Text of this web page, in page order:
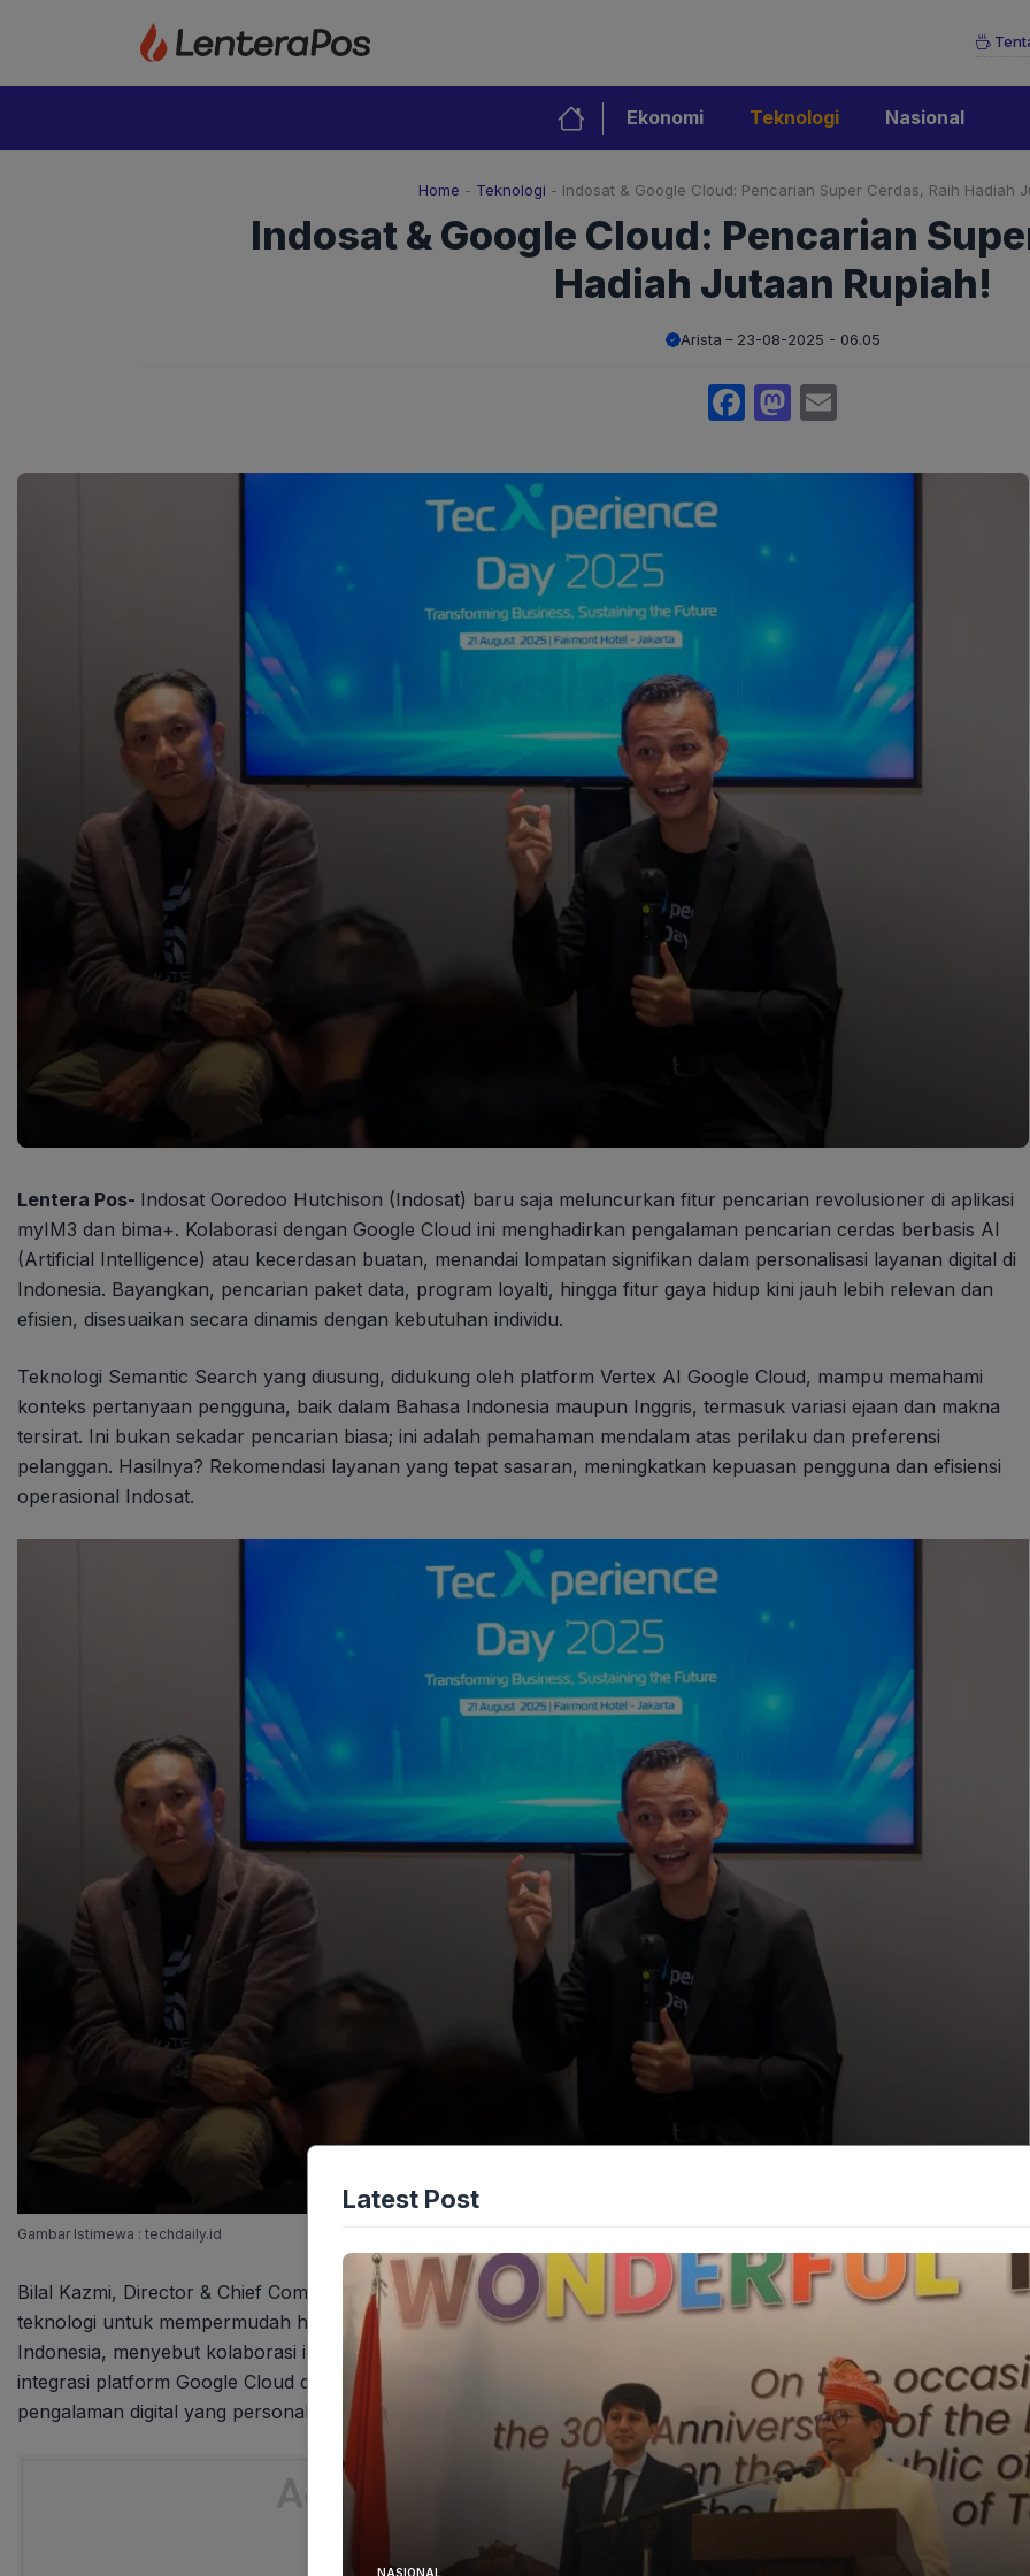
Ekonomi Teknologi Nasional
Home - Teknologi - Indosat & Google Cloud: Pencarian Super Cerdas, Raih Hadiah
Indosat & Google Cloud: Pencarian
Hadiah Jutaan Rupiah!
Arista 23-08-2025 - 06.05
Facebook
Mastodon
Lentera Pos- Indosat Ooredoo Hutchison (Indosat) baru saja meluncurkan fitur pencarian revolusioner di aplikasi
myIM3 dan bima+. Kolaborasi dengan Google Cloud ini menghadirkan pengalaman pencarian cerdas berbasis AI
(Artificial Intelligence) atau kecerdasan buatan, menandai lompatan signifikan dalam personalisasi layanan digital di
Indonesia. Bayangkan, pencarian paket data, program loyalti, hingga fitur gaya hidup kini jauh lebih relevan dan
efisien, disesuaikan secara dinamis dengan kebutuhan individu.
Teknologi Semantic Search yang diusung, didukung oleh platform Vertex AI Google Cloud, mampu memahami
konteks pertanyaan pengguna, baik dalam Bahasa Indonesia maupun Inggris, termasuk variasi ejaan dan makna
tersirat. Ini bukan sekadar pencarian biasa; ini adalah pemahaman mendalam atas perilaku dan preferensi
pelanggan. Hasilnya? Rekomendasi layanan yang tepat sasaran, meningkatkan kepuasan pengguna dan efisiensi
operasional Indosat.
Gambar Istimewa : techdaily.id
Bilal Kazmi, Director & Chief Commercial Officer Indosat, menekankan komitmen perusahaan dalam memanfaatkan
teknologi untuk mempermudah hidup masyarakat. Sementara Fanly Tanto, Country Director Google Cloud
Indonesia, menyebut kolaborasi ini sebagai contoh nyata program Indonesia BerdAIa, menunjukkan bagaimana
integrasi platform Google Cloud dan mesin pencari Google dengan model AI Indosat mampu menciptakan
pengalaman digital yang personal dan cerdas.
Latest Post
NASIONAL